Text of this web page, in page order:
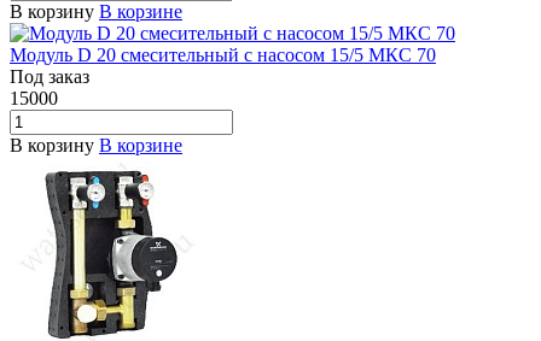
В корзину В корзине
Модуль D 20 смесительный с насосом 15/5 МКС 70
Под заказ
15000
В корзину В корзине